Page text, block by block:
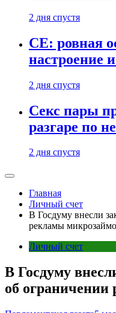
2 дня спустя
CE: ровная
настроение
2 дня спустя
Секс пары
разгаре по
2 дня спустя
Главная
Личный счет
В Госдуму внесли
рекламы
Личный счет
В Госдуму
об